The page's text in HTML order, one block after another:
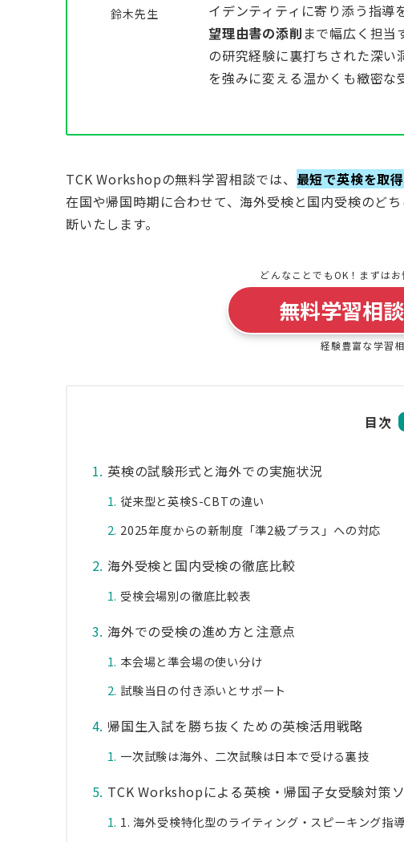
鈴木先生
イデンティティに寄り添う指導
望理由書の添削 まで幅広く担当
の研究経験に裏打ちされた深い
を強みに変える温かくも緻密な
TCK Workshopの無料学習相談では、 最短で英検を取
在国や帰国時期に合わせて、海外受検と国内受検のど
断いたします。
どんなことでもOK！まずは
無料学習相
経験豊富な学習
目次
英検の試験形式と海外での実施状況
従来型と英検S-CBTの違い
2025年度からの新制度「準2級プラス」への対応
海外受検と国内受検の徹底比較
受検会場別の徹底比較表
海外での受検の進め方と注意点
本会場と準会場の使い分け
試験当日の付き添いとサポート
帰国生入試を勝ち抜くための英検活用戦略
一次試験は海外、二次試験は日本で受ける裏技
TCK Workshopによる英検・帰国子女受験対策
1. 海外受検特化型のライティング・スピーキング指導